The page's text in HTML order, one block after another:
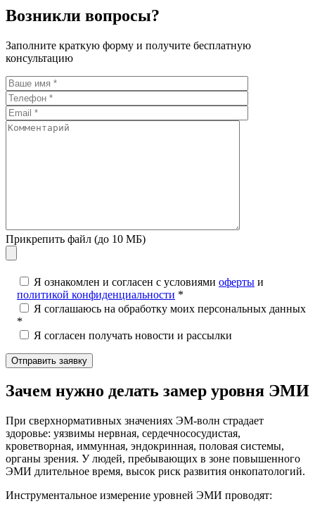
Возникли вопросы?
Заполните краткую форму и получите бесплатную
консультацию
Прикрепить файл (до 10 МБ)
Я ознакомлен и согласен с условиями оферты и
политикой конфиденциальности *
Я соглашаюсь на обработку моих персональных данных
*
Я согласен получать новости и рассылки
Зачем нужно делать замер уровня ЭМИ
При сверхнормативных значениях ЭМ-волн страдает
здоровье: уязвимы нервная, сердечнососудистая,
кроветворная, иммунная, эндокринная, половая системы,
органы зрения. У людей, пребывающих в зоне повышенного
ЭМИ длительное время, высок риск развития онкопатологий.
Инструментальное измерение уровней ЭМИ проводят: